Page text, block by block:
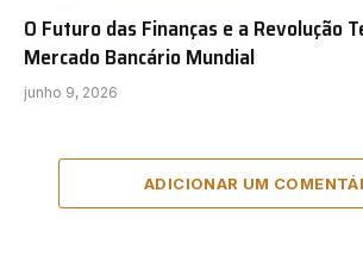
O Futuro das Finanças e a Revolução
Mercado Bancário Mundial
junho 9, 2026
ADICIONAR UM